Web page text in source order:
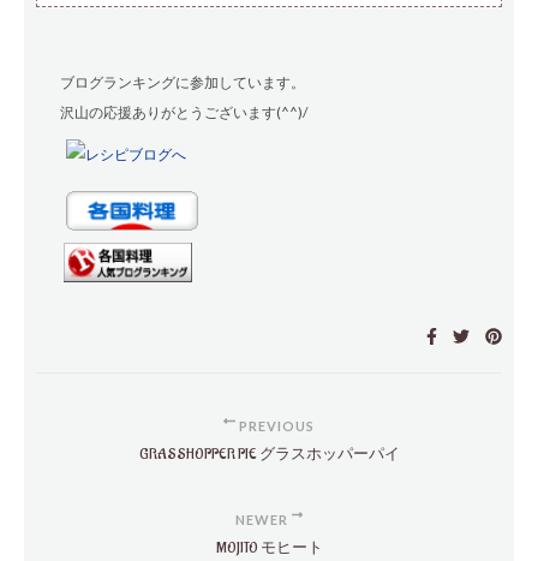
ブログランキングに参加しています。
沢山の応援ありがとうございます(^^)/
PREVIOUS
GRASSHOPPER PIE グラスホッパーパイ
NEWER
MOJITO モヒート